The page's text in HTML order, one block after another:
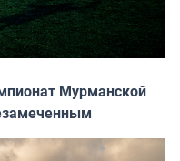
Мурманской